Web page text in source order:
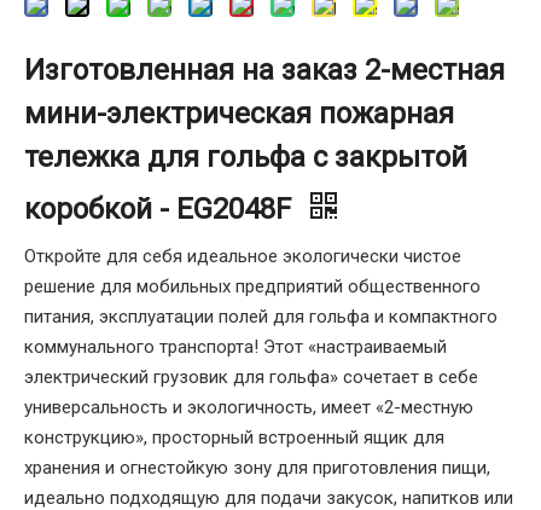
Изготовленная на заказ 2-местная
мини-электрическая пожарная
тележка для гольфа с закрытой
коробкой - EG2048F
Откройте для себя идеальное экологически чистое
решение для мобильных предприятий общественного
питания, эксплуатации полей для гольфа и компактного
коммунального транспорта! Этот «настраиваемый
электрический грузовик для гольфа» сочетает в себе
универсальность и экологичность, имеет «2-местную
конструкцию», просторный встроенный ящик для
хранения и огнестойкую зону для приготовления пищи,
идеально подходящую для подачи закусок, напитков или